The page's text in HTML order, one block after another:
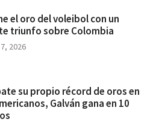
el oro del voleibol con un
triunfo sobre Colombia
2026
su propio récord de oros en
Galván gana en 10